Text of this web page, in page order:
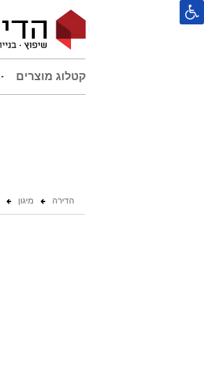
קטלוג מוצרים
הדירה מיגון